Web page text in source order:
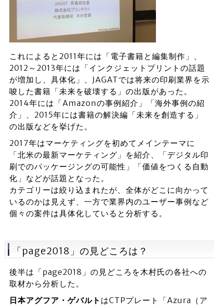
これによると2011年には「電子書籍と編集制作」、
2012～2013年には「インクジェットプリントの話題
が増加し、具体化」、JAGATでは将来の印刷業界を示
唆した書籍「未来を破壊する」の出版があった。
2014年には「Amazonの事例紹介」「海外事例の紹
介」、2015年には書籍の解決編「未来を創造する」
の出版などを挙げた。
2017年はマーケティングを初めてメインテーマに
「北米の最新マーケティング」を紹介、「デジタル印
刷でのパッケージングの可能性」「価値をつくる自動
化」などが話題となった。
カテゴリーは絞り込まれたが、全体がどこに向かって
いるのかは見えず、一方で業界内のユーザー事例など
個々の案件は具体化していると分析する。
「page2018」の見どころは？
後半は「page2018」の見どころを木村氏の各社への
取材から分析した。
日本アグフア・ゲバルト はCTPプレート「Azura（ア